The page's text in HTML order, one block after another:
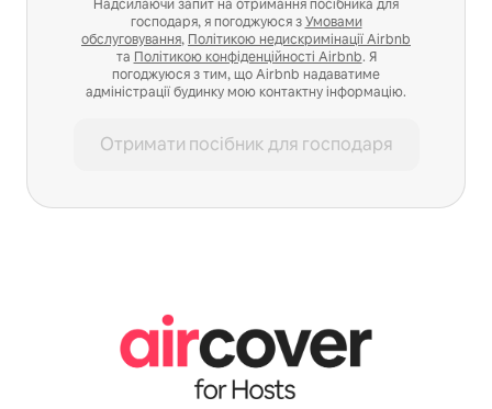
Надсилаючи запит на отримання посібника для
господаря, я погоджуюся зУмовами
обслуговування, Політикою недискримінації Airbnb
та Політикою конфіденційності Airbnb. Я
погоджуюся з тим, що Airbnb надаватиме
адміністрації будинку мою контактну інформацію.
Отримати посібник для господаря